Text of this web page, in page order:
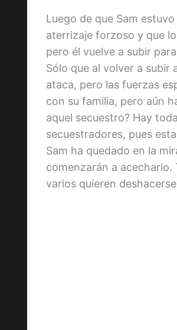
Luego de que Sam
aterrizaje forzoso y que
pero él vuelve a subir
Sólo que al volver a subir
ataca, pero las fuerzas
con su familia, pero aún
aquel secuestro? Hay
secuestradores, pues
Sam ha quedado en la
comenzarán a
varios quieren